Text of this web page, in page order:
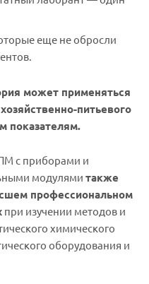
еще не обросли
может применяться
питьевого
показателям.
с приборами и
модулями также
профессиональном
при изучении методов и
химического
оборудования и